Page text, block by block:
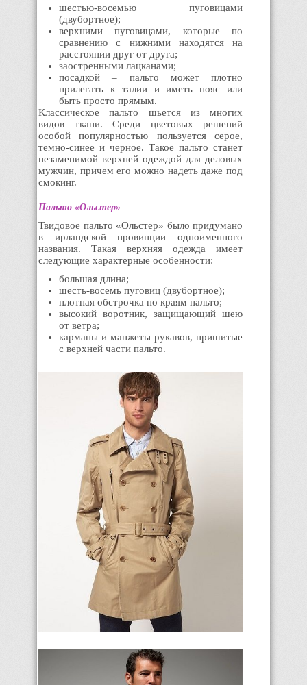
шестью-восемью пуговицами
(двубортное);
верхними пуговицами, которые по
сравнению с нижними находятся на
расстоянии друг от друга;
заостренными лацканами;
посадкой – пальто может плотно
прилегать к талии и иметь пояс или
быть просто прямым.
Классическое пальто шьется из многих
видов ткани. Среди цветовых решений
особой популярностью пользуется серое,
темно-синее и черное. Такое пальто станет
незаменимой верхней одеждой для деловых
мужчин, причем его можно надеть даже под
смокинг.
Пальто «Ольстер»
Твидовое пальто «Ольстер» было придумано
в ирландской провинции одноименного
названия. Такая верхняя одежда имеет
следующие характерные особенности:
большая длина;
шесть-восемь пуговиц (двубортное);
плотная обстрочка по краям пальто;
высокий воротник, защищающий шею
от ветра;
карманы и манжеты рукавов, пришитые
с верхней части пальто.